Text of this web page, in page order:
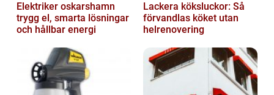
Elektriker oskarshamn
trygg el, smarta lösningar
och hållbar energi
Lackera köksluckor: Så
förvandlas köket utan
helrenovering